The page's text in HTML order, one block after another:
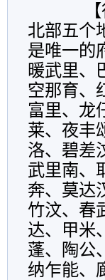
【行
北部五个
是唯一的
暖武里、
空那育、
富里、龙
莱、夜丰
洛、碧差
武里南、
奔、莫达
竹汶、春
达、甲米
蓬、陶公
纳乍能、